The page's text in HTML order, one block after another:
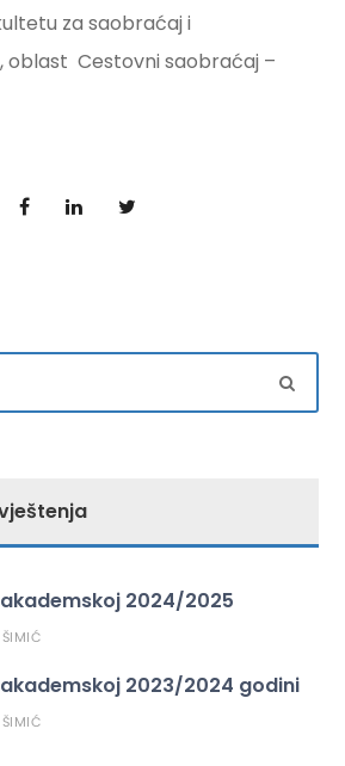
za saobraćaj i
oblast Cestovni saobraćaj –
2024/2025
ŠIMIĆ
2023/2024 godini
ŠIMIĆ